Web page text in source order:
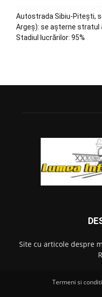
Autostrada Sibiu-Pitești,
Argeș): se așterne stratul
Stadiul lucrărilor: 95%
Site cu articole despre
Termeni si